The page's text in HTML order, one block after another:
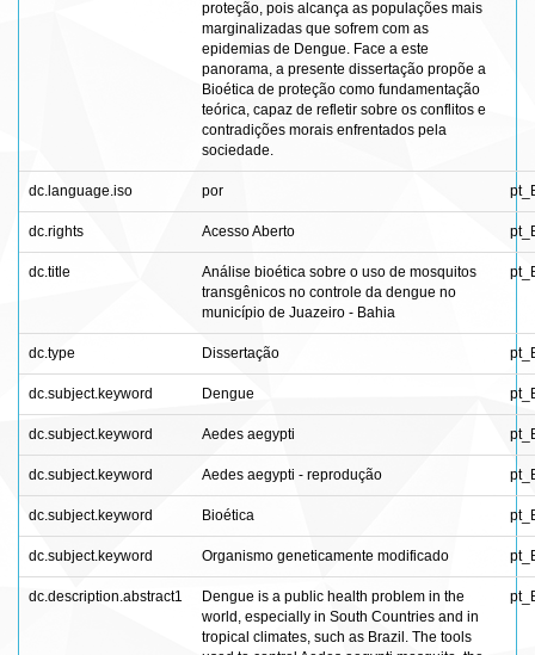
proteção, pois alcança as populações mais
marginalizadas que sofrem com as
epidemias de Dengue. Face a este
panorama, a presente dissertação propõe a
Bioética de proteção como fundamentação
teórica, capaz de refletir sobre os conflitos e
contradições morais enfrentados pela
sociedade.
dc.language.iso por
dc.rights Acesso Aberto
dc.title
Análise bioética sobre o uso de mosquitos
transgênicos no controle da dengue no
município de Juazeiro - Bahia
dc.type Dissertação
dc.subject.keyword Dengue
dc.subject.keyword Aedes aegypti
dc.subject.keyword Aedes aegypti - reprodução
dc.subject.keyword Bioética
dc.subject.keyword Organismo geneticamente modificado
dc.description.abstract1
Dengue is a public health problem in the
world, especially in South Countries and in
tropical climates, such as Brazil. The tools